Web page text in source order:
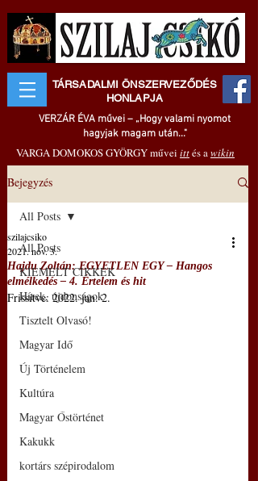
TÁRSADALMI ÖNSZERVEZŐDÉS
HONLAPJA
VERZÁR ÉVA művei – „Hogy valami nyomot
hagyjak magam után..."
VARGA DOMOKOS GYÖRGY művei ittés awikin
Bejegyzés
All Posts
KIEMELT CIKKEK
Hírek, újdonságok
Tisztelt Olvasó!
Magyar Idő
Új Történelem
Kultúra
Magyar Őstörténet
Kakukk
kortárs szépirodalom
All Posts
Hajdu Zoltán: EGYETLEN EGY – Hangos
elmélkedés – 4. Értelem és hit
szilajcsiko
2021. nov. 3.
Frissítve:2022. jan. 2.